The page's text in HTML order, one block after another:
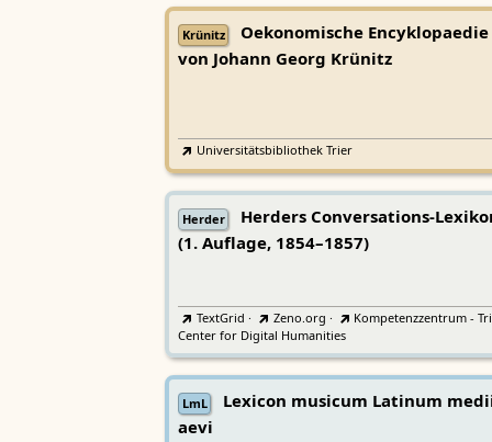
Krünitz
Oekonomische Encyklopaedie
von Johann Georg Krünitz
Universitätsbibliothek Trier
Herder
Herders Conversations-
(1. Auflage, 1854–1857)
TextGrid · Zeno.org ·
Kompetenzzentrum -
Center for Digital Humanities
LmL
Lexicon musicum Latinum
aevi